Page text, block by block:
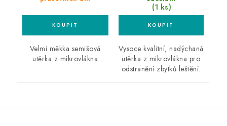
Velmi měkka semišová
utěrka z mikrovlákna
(1 ks)
Vysoce kvalitní, nadýchaná
utěrka z mikrovlákna pro
odstranění zbytků leštění.